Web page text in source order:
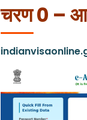
चरण 0 –